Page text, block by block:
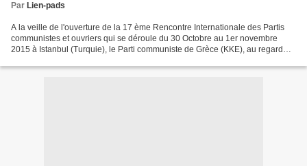
Par Lien-pads
A la veille de l'ouverture de la 17 ème Rencontre Internationale des Partis
communistes et ouvriers qui se déroule du 30 Octobre au 1er novembre
2015 à Istanbul (Turquie), le Parti communiste de Grèce (KKE), au regard